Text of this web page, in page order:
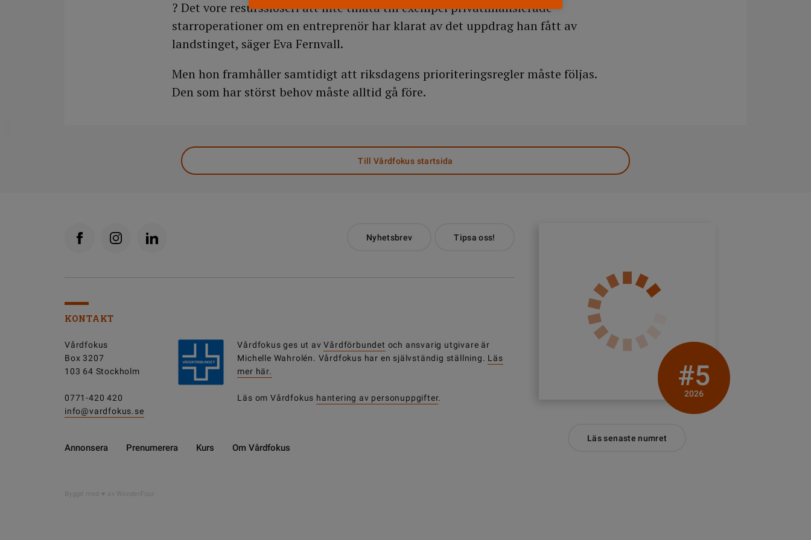
? Det vore resursslöseri att inte tillåta till exempel privatfinansierade
starroperationer om en entreprenör har klarat av det uppdrag han fått av
landstinget, säger Eva Fernvall.
Men hon framhåller samtidigt att riksdagens prioriteringsregler måste följas.
Den som har störst behov måste alltid gå före.
Till Vårdfokus startsida
Nyhetsbrev Tipsa oss!
KONTAKT
Vårdfokus
Box 3207
103 64 Stockholm
0771-420 420
info@vardfokus.se
Vårdfokus ges ut avVårdförbundet och ansvarig utgivare är
Michelle Wahrolén. Vårdfokus har en självständig ställning. Läs
mer här.
Läs om Vårdfokus hantering av personuppgifter.
Annonsera Prenumerera Kurs Om Vårdfokus
#5
2026
Läs senaste numret
Byggd med av WonderFour